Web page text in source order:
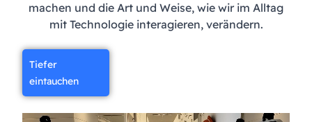
machen und die Art und Weise, wie wir im Alltag
mit Technologie interagieren, verändern.
Tiefer
eintauchen